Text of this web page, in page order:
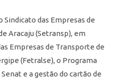
das Empresas de
Aracaju (Setransp), em
Empresas de Transporte de
(Fetralse), o Programa
e a gestão do cartão de